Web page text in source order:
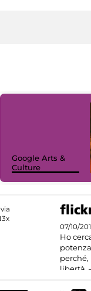
Google Arts &
Culture
07/10/
Ho
perché,
libertà.